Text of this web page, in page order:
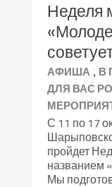
Неделя
АФИША , В
ДЛЯ ВАС
С 11 по 17
пройдет
названием
Мы